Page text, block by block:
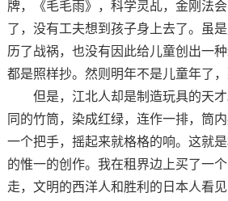
牌，《毛毛雨》，科学灵乩，金刚法
了，没有工夫想到孩子身上去了。虽
历了战祸，也没有因此给儿童创出一
都是照样抄。然则明年不是儿童年了，
但是，江北人却是制造玩具的天才
同的竹筒，染成红绿，连作一排，筒
一个把手，摇起来就格格的响。这就
的惟一的创作。我在租界边上买了一
走，文明的西洋人和胜利的日本人看